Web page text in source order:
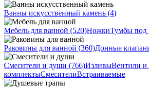
Ванны искусственный камень (4)
Мебель для ванной (520)НожкиТумбы под
Раковины для ванной (360)Донные
Смесители и души (766)ИзливыВентили и
комплектыСмесителиВстраиваемые